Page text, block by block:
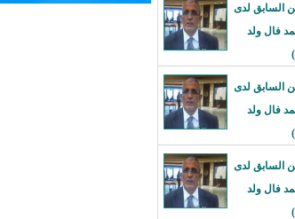
السابق لدى
فال ولد
السابق لدى
فال ولد
السابق لدى
فال ولد